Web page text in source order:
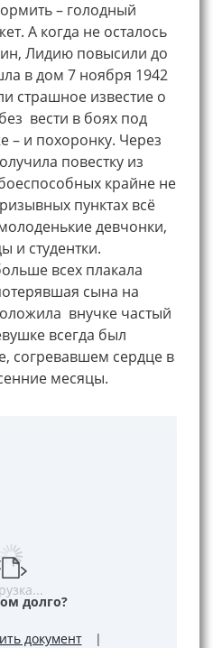
– голодный
А когда не осталось
Лидию повысили до
в дом 7 ноября 1942
страшное известие о
вести в боях под
– и похоронку. Через
повестку из
крайне не
пунктах всё
девчонки,
и студентки.
всех плакала
сына на
внучке частый
всегда был
согревавшем сердце в
месяцы.
долго?
документ
|